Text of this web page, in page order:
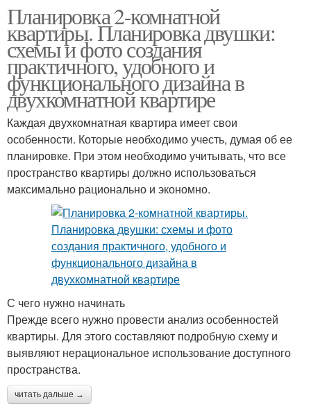
Планировка 2-комнатной
квартиры. Планировка двушки:
схемы и фото создания
практичного, удобного и
функционального дизайна в
двухкомнатной квартире
Каждая двухкомнатная квартира имеет свои
особенности. Которые необходимо учесть, думая об ее
планировке. При этом необходимо учитывать, что все
пространство квартиры должно использоваться
максимально рационально и экономно.
С чего нужно начинать
Прежде всего нужно провести анализ особенностей
квартиры. Для этого составляют подробную схему и
выявляют нерациональное использование доступного
пространства.
читать дальше →